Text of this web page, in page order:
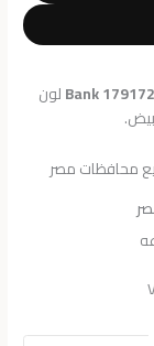
لون
محافظات مصر